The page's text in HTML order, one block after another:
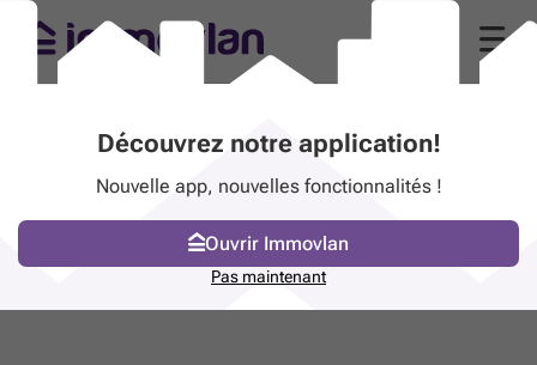
Découvrez notre application!
Nouvelle app, nouvelles fonctionnalités !
Ouvrir Immovlan
Pas maintenant